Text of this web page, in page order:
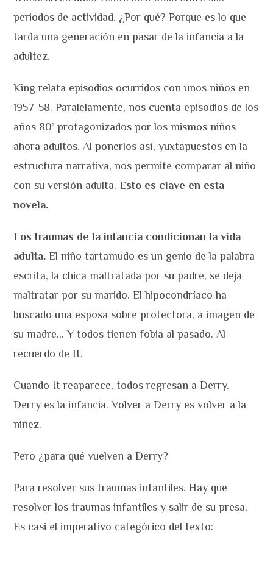
periodos de actividad. ¿Por qué? Porque es lo que
tarda una generación en pasar de la infancia a la
adultez.
King relata episodios ocurridos con unos niños en
1957-58. Paralelamente, nos cuenta episodios de los
años 80’ protagonizados por los mismos niños
ahora adultos. Al ponerlos así, yuxtapuestos en la
estructura narrativa, nos permite comparar al niño
con su versión adulta.Esto es clave en esta
novela.
Los traumas de la infancia condicionan la vida
adulta.El niño tartamudo es un genio de la palabra
escrita, la chica maltratada por su padre, se deja
maltratar por su marido. El hipocondríaco ha
buscado una esposa sobre protectora, a imagen de
su madre… Y todos tienen fobia al pasado. Al
recuerdo de It.
Cuando It reaparece, todos regresan a Derry.
Derry es la infancia. Volver a Derry es volver a la
niñez.
Pero ¿para qué vuelven a Derry?
Para resolver sus traumas infantiles. Hay que
resolver los traumas infantiles y salir de su presa.
Es casi el imperativo categórico del texto: